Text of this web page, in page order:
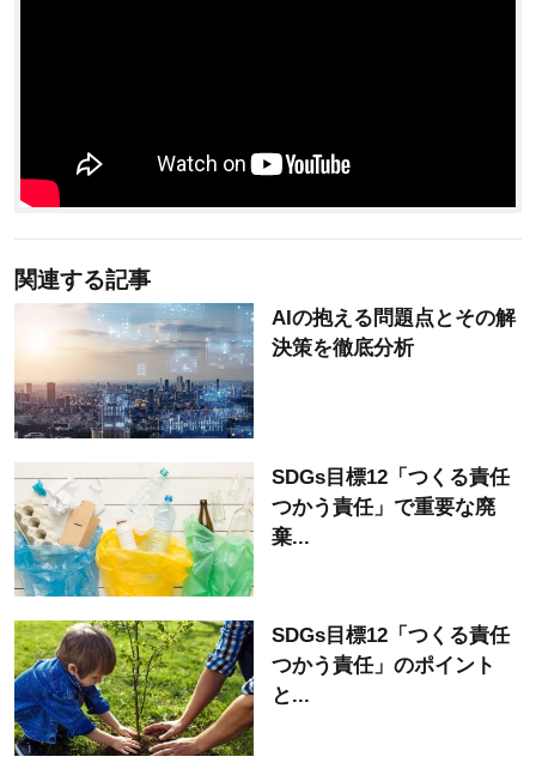
関連する記事
AIの抱える問題点とその解
決策を徹底分析
SDGs目標12「つくる責任
つかう責任」で重要な廃
棄...
SDGs目標12「つくる責任
つかう責任」のポイント
と...